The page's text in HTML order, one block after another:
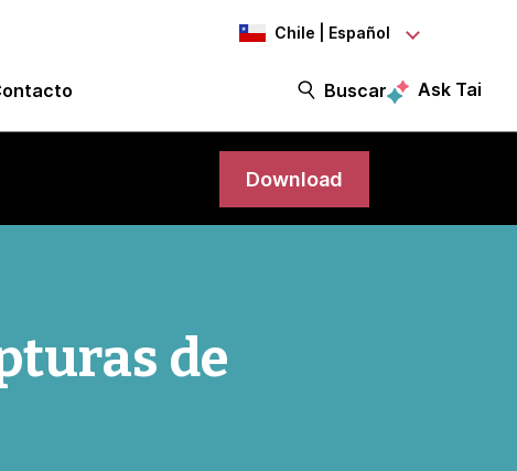
Chile | Español
Buscar Ask Tai
Download
de